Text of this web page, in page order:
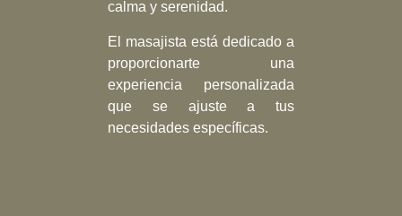
calma y serenidad.
El masajista está dedicado a
proporcionarte una
experiencia personalizada
que se ajuste a tus
necesidades específicas.